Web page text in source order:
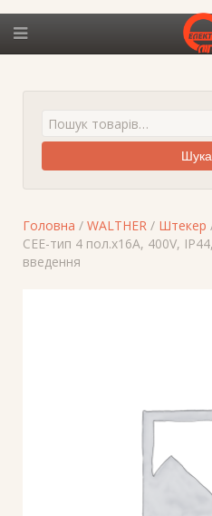
Головна / WALTHER / Штекер
СЕЕ-тип 4 пол.х16А, 400V,
введення